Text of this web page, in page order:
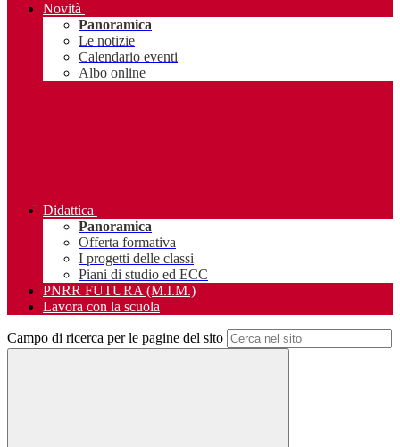
Novità
Panoramica
Le notizie
Calendario eventi
Albo online
Didattica
Panoramica
Offerta formativa
I progetti delle classi
Piani di studio ed ECC
PNRR FUTURA (M.I.M.)
Lavora con la scuola
Campo di ricerca per le pagine del sito